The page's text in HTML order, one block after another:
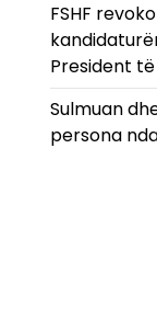
FSHF
President
Sulmuan
persona